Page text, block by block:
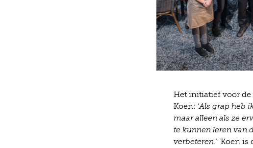
Het initiatief voor de
Koen: ‘Als grap heb
maar alleen als ze
te kunnen leren van
verbeteren.‘Koen is